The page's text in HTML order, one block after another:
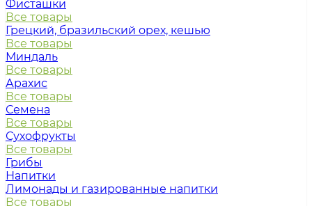
Фисташки
Все товары
Грецкий, бразильский орех, кешью
Все товары
Миндаль
Все товары
Арахис
Все товары
Семена
Все товары
Сухофрукты
Все товары
Грибы
Напитки
Лимонады и газированные напитки
Все товары